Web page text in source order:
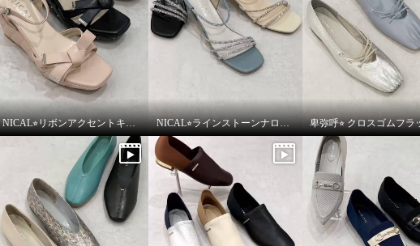
NICAL⭐︎リボンアクセントキルティングサンダルをご紹介いたします。 NICAL⭐︎ラインストーンナローストラップミュールをご紹介いたします。